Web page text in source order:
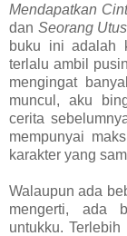
Mendapatkan
dan Seorang
buku ini adalah
terlalu ambil
mengingat
muncul, aku
cerita
mempunyai
karakter yang
Walaupun ada
mengerti, ada
untukku.